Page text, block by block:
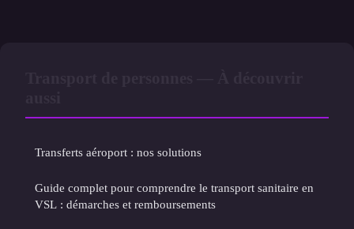
Transferts aéroport : nos solutions
Guide complet pour comprendre le transport sanitaire en
VSL : démarches et remboursements